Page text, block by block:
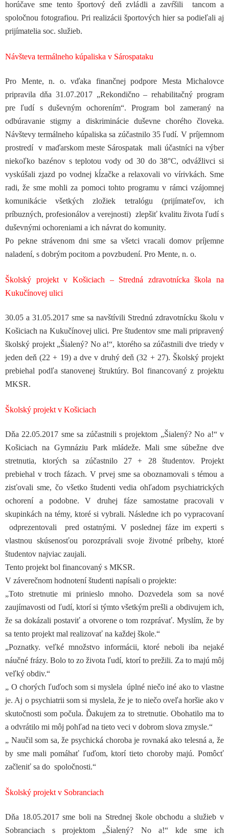
horúčave sme tento športový deň zvládli a zavŕšili tancom a
spoločnou fotografiou. Pri realizácii športových hier sa podieľali aj
prijímatelia soc. služieb.
Návšteva termálneho kúpaliska v Sárospataku
Pro Mente, n. o. vďaka finančnej podpore Mesta Michalovce
pripravila dňa 31.07.2017 „Rekondično – rehabilitačný program
pre ľudí s duševným ochorením“. Program bol zameraný na
odbúravanie stigmy a diskriminácie duševne chorého človeka.
Návštevy termálneho kúpaliska sa zúčastnilo 35 ľudí. V príjemnom
prostredí v maďarskom meste Sárospatak mali účastníci na výber
niekoľko bazénov s teplotou vody od 30 do 38°C, odvážlivci si
vyskúšali zjazd po vodnej kĺzačke a relaxovali vo vírivkách. Sme
radi, že sme mohli za pomoci tohto programu v rámci vzájomnej
komunikácie všetkých zložiek tetralógu (prijímateľov, ich
príbuzných, profesionálov a verejnosti) zlepšiť kvalitu života ľudí s
duševnými ochoreniami a ich návrat do komunity.
Po pekne strávenom dni sme sa všetci vracali domov príjemne
naladení, s dobrým pocitom a povzbudení. Pro Mente, n. o.
Školský projekt v Košiciach – Stredná zdravotnícka škola na
Kukučínovej ulici
30.05 a 31.05.2017 sme sa navštívili Strednú zdravotnícku školu v
Košiciach na Kukučínovej ulici. Pre študentov sme mali pripravený
školský projekt „Šialený? No a!“, ktorého sa zúčastnili dve triedy v
jeden deň (22 + 19) a dve v druhý deň (32 + 27). Školský projekt
prebiehal podľa stanovenej štruktúry. Bol financovaný z projektu
MKSR.
Školský projekt v Košiciach
Dňa 22.05.2017 sme sa zúčastnili s projektom „Šialený? No a!“ v
Košiciach na Gymnáziu Park mládeže. Mali sme súbežne dve
stretnutia, ktorých sa zúčastnilo 27 + 28 študentov. Projekt
prebiehal v troch fázach. V prvej sme sa oboznamovali s témou a
zisťovali sme, čo všetko študenti vedia ohľadom psychiatrických
ochorení a podobne. V druhej fáze samostatne pracovali v
skupinkách na témy, ktoré si vybrali. Následne ich po vypracovaní
odprezentovali pred ostatnými. V poslednej fáze im experti s
vlastnou skúsenosťou porozprávali svoje životné príbehy, ktoré
študentov najviac zaujali.
Tento projekt bol financovaný s MKSR.
V záverečnom hodnotení študenti napísali o projekte:
„Toto stretnutie mi prinieslo mnoho. Dozvedela som sa nové
zaujímavosti od ľudí, ktorí si týmto všetkým prešli a obdivujem ich,
že sa dokázali postaviť a otvorene o tom rozprávať. Myslím, že by
sa tento projekt mal realizovať na každej škole.“
„Poznatky. veľké množstvo informácii, ktoré neboli iba nejaké
náučné frázy. Bolo to zo života ľudí, ktorí to prežili. Za to majú môj
veľký obdiv.“
„ O chorých ľuďoch som si myslela úplné niečo iné ako to vlastne
je. Aj o psychiatrii som si myslela, že je to niečo oveľa horšie ako v
skutočnosti som počula. Ďakujem za to stretnutie. Obohatilo ma to
a odvrátilo mi môj pohľad na tieto veci v dobrom slova zmysle.“
„ Naučil som sa, že psychická choroba je rovnaká ako telesná a, že
by sme mali pomáhať ľuďom, ktorí tieto choroby majú. Pomôcť
začleniť sa do spoločnosti.“
Školský projekt v Sobranciach
Dňa 18.05.2017 sme boli na Strednej škole obchodu a služieb v
Sobranciach s projektom „Šialený? No a!“ kde sme ich